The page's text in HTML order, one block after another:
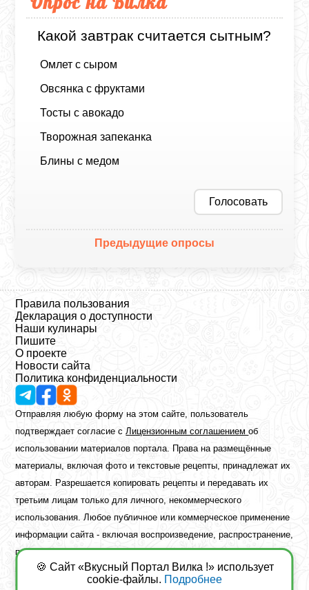
Какой завтрак считается сытным?
Омлет с сыром
Овсянка с фруктами
Тосты с авокадо
Творожная запеканка
Блины с медом
Голосовать
Предыдущие опросы
Правила пользования
Декларация о доступности
Наши кулинары
Пишите
О проекте
Новости сайта
Политика конфиденциальности
Отправляя любую форму на этом сайте, пользователь
подтверждает согласие сЛицензионным соглашениемоб
использовании материалов портала. Права на размещённые
материалы, включая фото и текстовые рецепты, принадлежат их
авторам. Разрешается копировать рецепты и передавать их
третьим лицам только для личного, некоммерческого
использования. Любое публичное или коммерческое применение
информации сайта - включая воспроизведение, распространение,
публикацию или обработку - возможно лишь при наличии
предварительного письменного разрешения правообладателя.
Copyright ©2026 Вкусный Портал Вилка
🍪 Сайт «Вкусный Портал Вилка !» использует
cookie-файлы. Подробнее